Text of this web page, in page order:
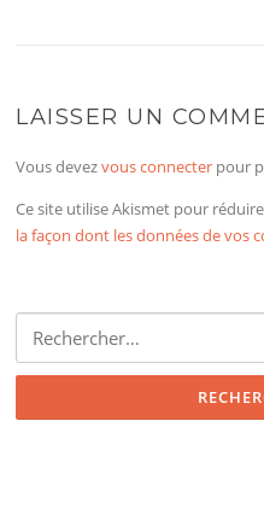
LAISSER UN
Vous devezvous connecter pour
Ce site utilise Akismet pour
la façon dont les données de vos